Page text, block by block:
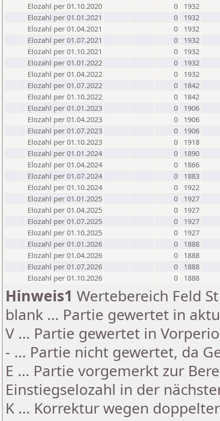
Elozahl per 01.10.2020
0
1932
Elozahl per 01.01.2021
0
1932
Elozahl per 01.04.2021
0
1932
Elozahl per 01.07.2021
0
1932
Elozahl per 01.10.2021
0
1932
Elozahl per 01.01.2022
0
1932
Elozahl per 01.04.2022
0
1932
Elozahl per 01.07.2022
0
1842
Elozahl per 01.10.2022
0
1842
Elozahl per 01.01.2023
0
1906
Elozahl per 01.04.2023
0
1906
Elozahl per 01.07.2023
0
1906
Elozahl per 01.10.2023
0
1918
Elozahl per 01.01.2024
0
1890
Elozahl per 01.04.2024
0
1866
Elozahl per 01.07.2024
0
1883
Elozahl per 01.10.2024
0
1922
Elozahl per 01.01.2025
0
1927
Elozahl per 01.04.2025
0
1927
Elozahl per 01.07.2025
0
1927
Elozahl per 01.10.2025
0
1927
Elozahl per 01.01.2026
0
1888
Elozahl per 01.04.2026
0
1888
Elozahl per 01.07.2026
0
1888
Elozahl per 01.10.2026
0 1888
Hinweis1 Wertebereich Feld
blank ... Partie gewertet in
V ... Partie gewertet in
- ... Partie nicht gewertet, da
E ... Partie vorgemerkt zur
Einstiegselozahl in der
K ... Korrektur wegen